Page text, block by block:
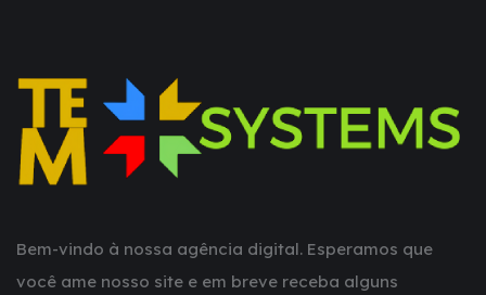
Bem-vindo à nossa agência digital. Esperamos que
você ame nosso site e em breve receba alguns